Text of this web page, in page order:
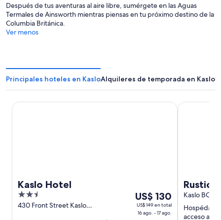
Después de tus aventuras al aire libre, sumérgete en las Aguas
Termales de Ainsworth mientras piensas en tu próximo destino de la
Columbia Británica.
Ver menos
Principales hoteles en KasloAlquileres de temporada en Kaslo
Kaslo Hotel
2.5
out
430 Front Street Kaslo
Del
16
ago
US$ 130
US$ 149 en total
16 ago. - 17 ago.
Kaslo Hotel
Rustic
Kaslo BC
Hospédate
acceso a
Rustic